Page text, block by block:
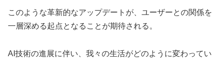
このような革新的なアップデートが、ユーザーとの関係を
一層深める起点となることが期待される。
AI技術の進展に伴い、我々の生活がどのように変わってい